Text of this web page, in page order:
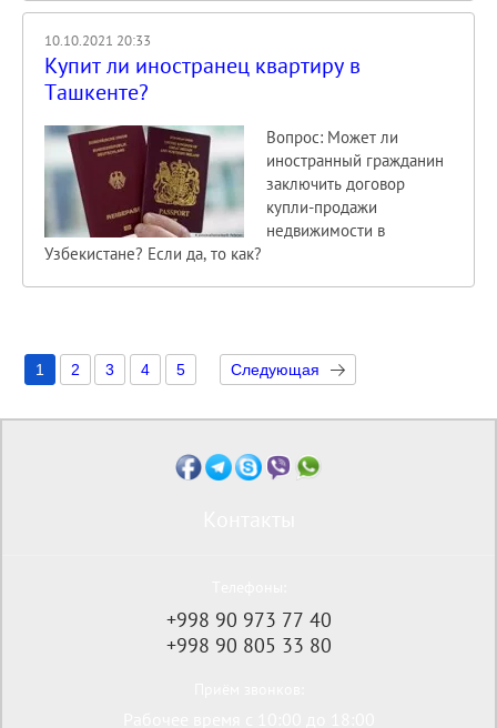
10.10.2021 20:33
Купит ли иностранец квартиру в
Ташкенте?
Вопрос: Может ли
иностранный гражданин
заключить договор
купли-продажи
недвижимости в
Узбекистане? Если да, то как?
1 2 3 4 5 Следующая
+998 90 973 77 40
+998 90 805 33 80